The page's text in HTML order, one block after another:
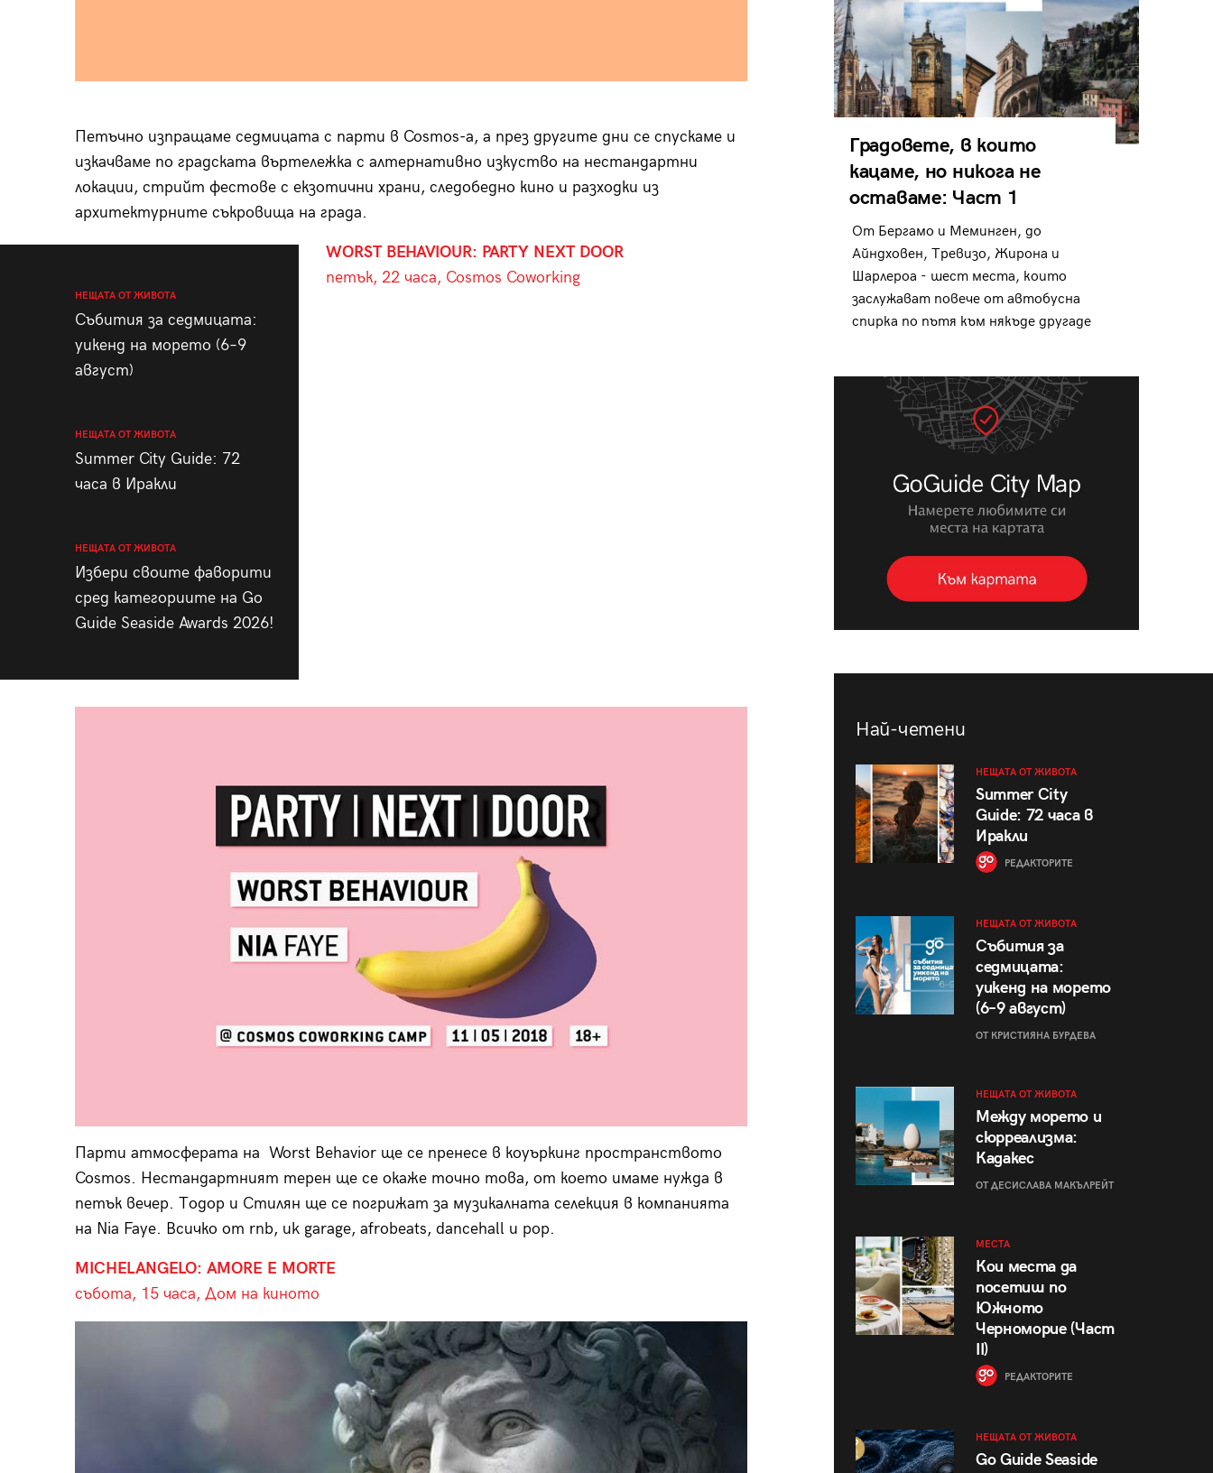
Петъчно изпращаме седмицата с парти в Cosmos-a, а през другите дни се спускаме и
изкачваме по градската въртележка с алтернативно изкуство на нестандартни
локации, стрийт фестове с екзотични храни, следобедно кино и разходки из
архитектурните съкровища на града.
НЕЩАТА ОТ ЖИВОТА
Събития за седмицата:
уикенд на морето (6–9
август)
НЕЩАТА ОТ ЖИВОТА
Summer City Guide: 72
часа в Иракли
НЕЩАТА ОТ ЖИВОТА
Избери своите фаворити
сред категориите на Go
Guide Seaside Awards 2026!
WORST BEHAVIOUR: PARTY NEXT DOOR
петък, 22 часа, Cosmos Coworking
Парти атмосферата на Worst Behavior ще се пренесе в коуъркинг пространството
Cosmos. Нестандартният терен ще се окаже точно това, от което имаме нужда в
петък вечер. Тодор и Стилян ще се погрижат за музикалната селекция в компанията
на Nia Faye. Всичко от rnb, uk garage, afrobeats, dancehall и pop.
MICHELANGELO: AMORE E MORTE
събота, 15 часа, Дом на киното
Градовете, в които
кацаме, но никога не
оставаме: Част 1
От Бергамо и Меминген, до
Айндховен, Тревизо, Жирона и
Шарлероа - шест места, които
заслужават повече от автобусна
спирка по пътя към някъде другаде
Най-четени
НЕЩАТА ОТ ЖИВОТА
Summer City
Guide: 72 часа в
Иракли
РЕДАКТОРИТЕ
НЕЩАТА ОТ ЖИВОТА
Събития за
седмицата:
уикенд на морето
(6–9 август)
ОТ КРИСТИЯНА БУРДЕВА
НЕЩАТА ОТ ЖИВОТА
Между морето и
сюрреализма:
Кадакес
ОТ ДЕСИСЛАВА МАКЪЛРЕЙТ
МЕСТА
Кои места да
посетиш по
Южното
Черноморие (Част
II)
РЕДАКТОРИТЕ
НЕЩАТА ОТ ЖИВОТА
Go Guide Seaside